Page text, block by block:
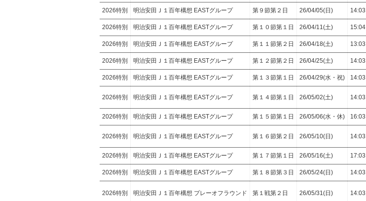
2026特別 明治安田Ｊ１百年構想 EASTグループ 第９節第２日 26/04/05(日) 14:03
2026特別 明治安田Ｊ１百年構想 EASTグループ 第１０節第１日 26/04/11(土) 15:04
2026特別 明治安田Ｊ１百年構想 EASTグループ 第１１節第２日 26/04/18(土) 13:03
2026特別 明治安田Ｊ１百年構想 EASTグループ 第１２節第２日 26/04/25(土) 14:03
2026特別 明治安田Ｊ１百年構想 EASTグループ 第１３節第１日 26/04/29(水・祝) 14:03
2026特別 明治安田Ｊ１百年構想 EASTグループ 第１４節第１日 26/05/02(土) 14:03
2026特別 明治安田Ｊ１百年構想 EASTグループ 第１５節第１日 26/05/06(水・休) 16:03
2026特別 明治安田Ｊ１百年構想 EASTグループ 第１６節第２日 26/05/10(日) 14:03
2026特別 明治安田Ｊ１百年構想 EASTグループ 第１７節第１日 26/05/16(土) 17:03
2026特別 明治安田Ｊ１百年構想 EASTグループ 第１８節第３日 26/05/24(日) 14:03
2026特別 明治安田Ｊ１百年構想 プレーオフラウンド 第１戦第２日 26/05/31(日) 14:03